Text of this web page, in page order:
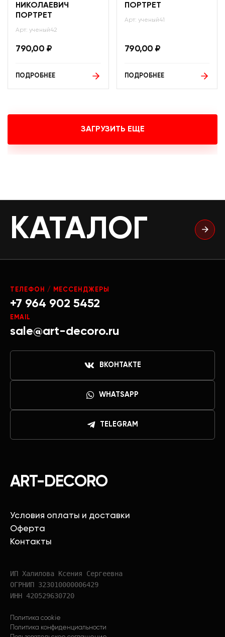
НИКОЛАЕВИЧ
ПОРТРЕТ
Арт: ученый42
790,00 ₽
ПОДРОБНЕЕ
ПОРТРЕТ
Арт: ученый41
790,00 ₽
ПОДРОБНЕЕ
ЗАГРУЗИТЬ ЕЩЕ
КАТАЛОГ
ART-DECORO
Условия оплаты и доставки
Оферта
Контакты
ИП Халилова Ксения Сергеевна
ОГРНИП 323010000006429
ИНН 420529630720
Политика cookie
Политика конфиденциальности
ТЕЛЕФОН / МЕССЕНДЖЕРЫ
+7 964 902 5452
EMAIL
sale@art-decoro.ru
ВКОНТАКТЕ
WHATSAPP
TELEGRAM